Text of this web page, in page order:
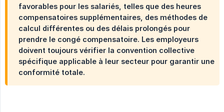
favorables pour les salariés, telles que des heures
compensatoires supplémentaires, des méthodes de
calcul différentes ou des délais prolongés pour
prendre le congé compensatoire. Les employeurs
doivent toujours vérifier la convention collective
spécifique applicable à leur secteur pour garantir une
conformité totale.